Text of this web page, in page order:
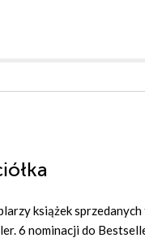
książek
6 nominacji do